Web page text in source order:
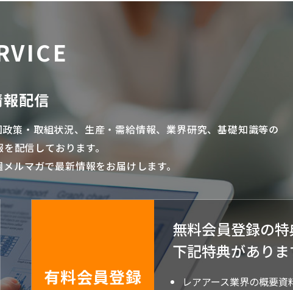
配信
策・取組状況、生産・需給情報、業界研究、基礎知識等の
を配信しております。
ルマガで最新情報をお届けします。
有料会員登録
無料会員登録の特
下記特典がありま
レアアース業界の概要資